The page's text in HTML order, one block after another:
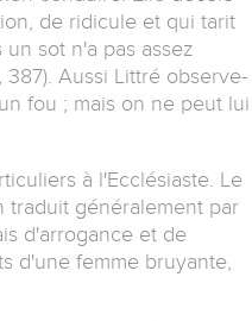
de ridicule et qui tarit
sot n'a pas assez
387). Aussi Littré observe-
fou ; mais on ne peut lui
à l'Ecclésiaste. Le
traduit généralement par
d'arrogance et de
d'une femme bruyante,